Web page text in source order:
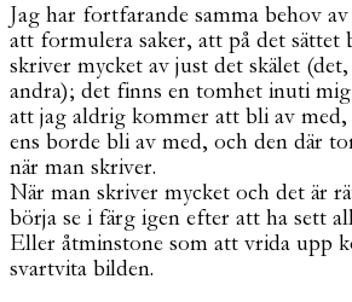
Jag har fortfarande samma behov
att formulera saker, att på det sättet
skriver mycket av just det skälet
andra); det finns en tomhet inuti
att jag aldrig kommer att bli av med,
ens borde bli av med, och den där
när man skriver.
När man skriver mycket och det är
börja se i färg igen efter att ha sett
Eller åtminstone som att vrida upp
svartvita bilden.